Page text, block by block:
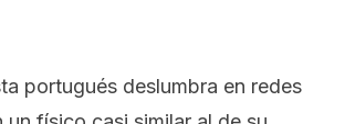
portugués deslumbra en redes